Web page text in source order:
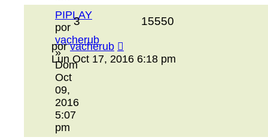
PIPLAY
por
vacherub
»
Dom
Oct
09,
2016
5:07
pm
3 15550
porvacherub
Lun Oct 17, 2016 6:18 pm